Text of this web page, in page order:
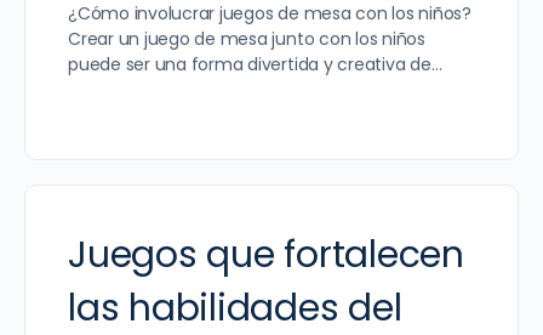
¿Cómo involucrar juegos de mesa con los niños?
Crear un juego de mesa junto con los niños
puede ser una forma divertida y creativa de…
Juegos que fortalecen
las habilidades del